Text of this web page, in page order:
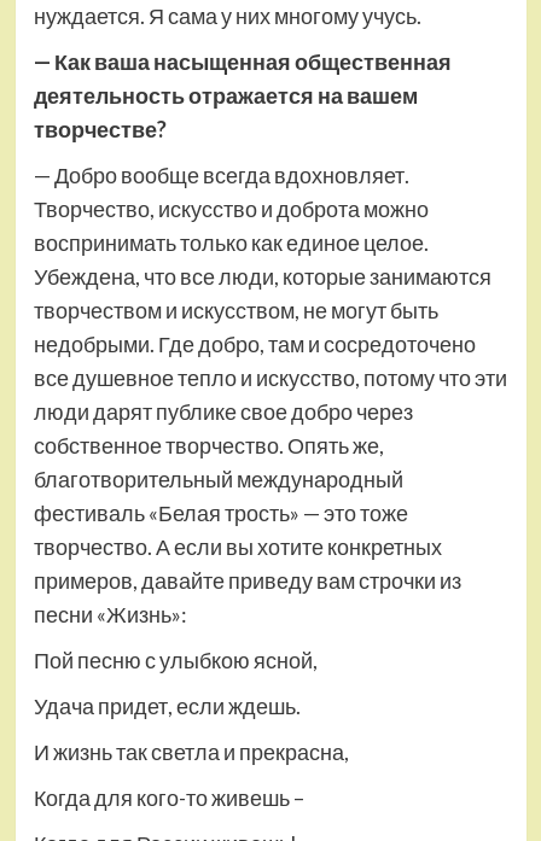
нуждается. Я сама у них многому учусь.
— Как ваша насыщенная общественная
деятельность отражается на вашем
творчестве?
— Добро вообще всегда вдохновляет.
Творчество, искусство и доброта можно
воспринимать только как единое целое.
Убеждена, что все люди, которые занимаются
творчеством и искусством, не могут быть
недобрыми. Где добро, там и сосредоточено
все душевное тепло и искусство, потому что эти
люди дарят публике свое добро через
собственное творчество. Опять же,
благотворительный международный
фестиваль «Белая трость» — это тоже
творчество. А если вы хотите конкретных
примеров, давайте приведу вам строчки из
песни «Жизнь»:
Пой песню с улыбкою ясной,
Удача придет, если ждешь.
И жизнь так светла и прекрасна,
Когда для кого-то живешь –